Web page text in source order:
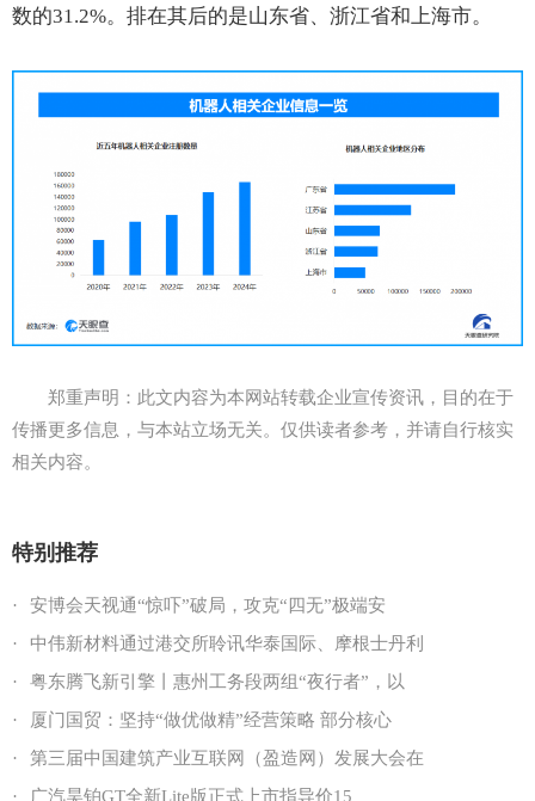
数的31.2%。排在其后的是山东省、浙江省和上海市。
郑重声明：此文内容为本网站转载企业宣传资讯，目的在于
传播更多信息，与本站立场无关。仅供读者参考，并请自行核实
相关内容。
特别推荐
·
安博会天视通“惊吓”破局，攻克“四无”极端安
·
中伟新材料通过港交所聆讯华泰国际、摩根士丹利
·
粤东腾飞新引擎丨惠州工务段两组“夜行者”，以
·
厦门国贸：坚持“做优做精”经营策略 部分核心
·
第三届中国建筑产业互联网（盈造网）发展大会在
·
广汽昊铂GT全新Lite版正式上市指导价15